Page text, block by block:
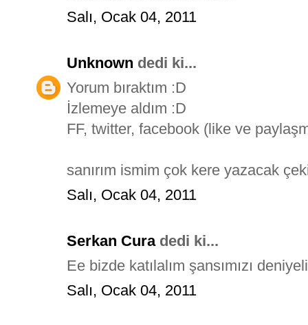
Salı, Ocak 04, 2011
Unknown dedi ki...
Yorum bıraktım :D
İzlemeye aldım :D
FF, twitter, facebook (like ve
sanırım ismim çok kere yazacak
Salı, Ocak 04, 2011
Serkan Curadedi ki...
Ee bizde katılalım şansımızı
Salı, Ocak 04, 2011